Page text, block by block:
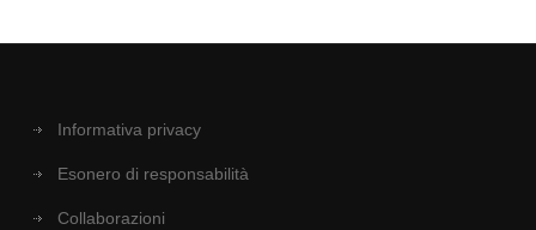
Informativa privacy
Esonero di responsabilità
Collaborazioni